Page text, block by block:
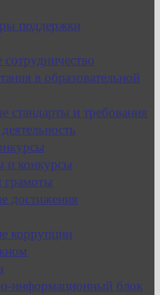
поддержки
в образовательной
стандарты и требования
и конкурсы
достижения
коррупции
информационный блок